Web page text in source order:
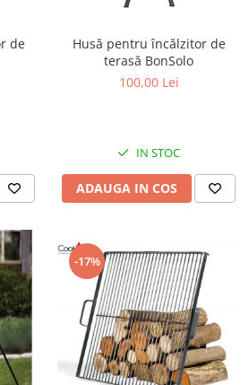
de
Husă pentru încălzitor de
terasă BonSolo
100,00 Lei
IN STOC
ADAUGA IN COS
-17%